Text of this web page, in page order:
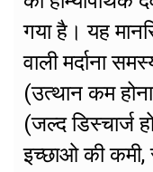
गया है। यह
वाली मर्दाना
(उत्थान कम
(जल्द डिस्चार्ज
इच्छाओ की कमी,